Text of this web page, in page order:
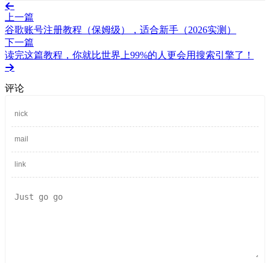
上一篇
谷歌账号注册教程（保姆级），适合新手（2026实测）
下一篇
读完这篇教程，你就比世界上99%的人更会用搜索引擎了！
评论